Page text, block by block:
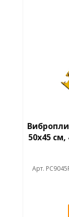
50х45
Арт.